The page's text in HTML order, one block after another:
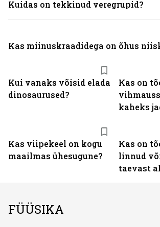
Kui vanaks võisid elada
dinosaurused?
Kas on
kaheks
Kas viipekeel on kogu
maailmas ühesugune?
Kas on
linnud
taevast
Kuidas on tekkinud veregrupid?
Kas miinuskraadidega on õhus
FÜÜSIKA